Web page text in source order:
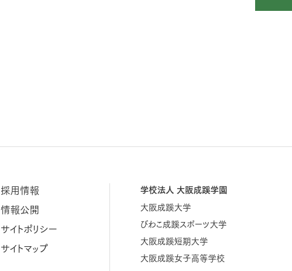
採用情報
情報公開
サイトポリシー
サイトマップ
学校法人 大阪成蹊学園
大阪成蹊大学
びわこ成蹊スポーツ大学
大阪成蹊短期大学
大阪成蹊女子高等学校